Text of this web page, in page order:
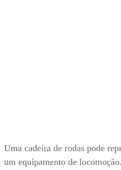
Uma cadeira de rodas pode
um equipamento de